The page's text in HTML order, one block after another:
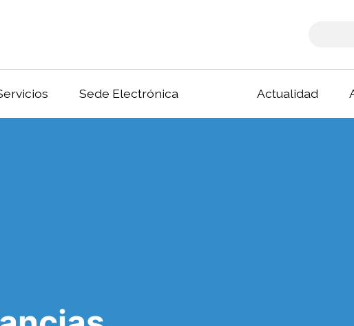
Sede Electrónica Actualidad